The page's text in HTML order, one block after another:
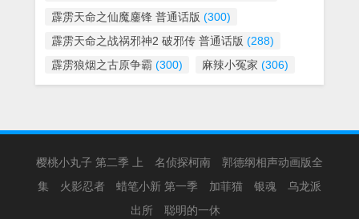
霹雳天命之仙魔鏖锋 普通话版 (300)
霹雳天命之战祸邪神2 破邪传 普通话版 (288)
霹雳狼烟之古原争霸 (300) 麻辣小冤家 (306)
樱桃小丸子 第二季 上 名侦探柯南
郭德纲相声动画版全
集
火影忍者 蜡笔小新 第一季 加菲猫 银魂
乌龙派
出所
聪明的一休